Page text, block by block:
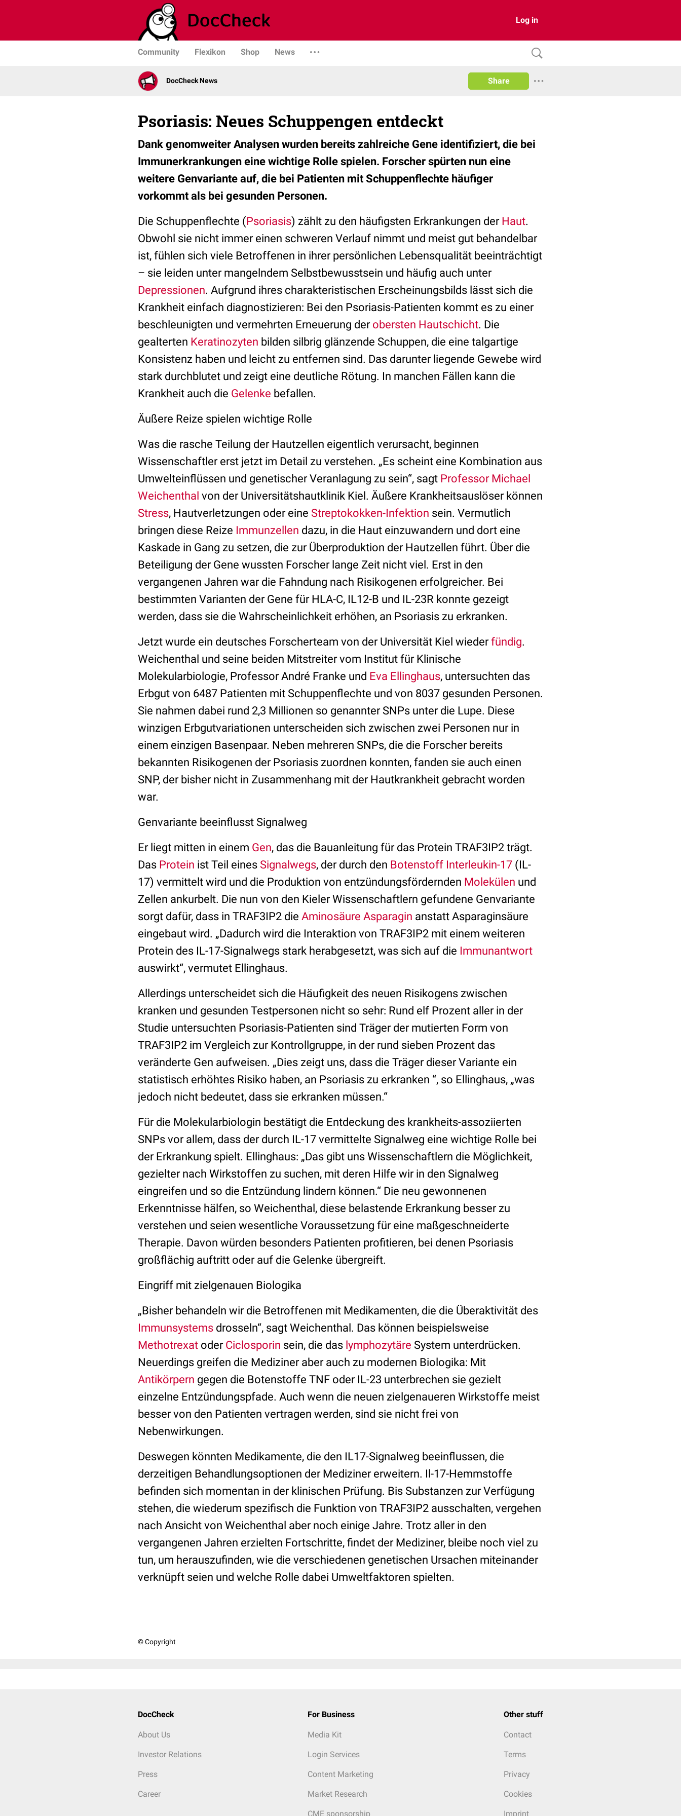
Log in
Community Flexikon Shop News
DocCheck News Share
Psoriasis: Neues Schuppengen entdeckt
Dank genomweiter Analysen wurden bereits zahlreiche Gene identifiziert, die bei
Immunerkrankungen eine wichtige Rolle spielen. Forscher spürten nun eine
weitere Genvariante auf, die bei Patienten mit Schuppenflechte häufiger
vorkommt als bei gesunden Personen.
Die Schuppenflechte (Psoriasis) zählt zu den häufigsten Erkrankungen der Haut.
Obwohl sie nicht immer einen schweren Verlauf nimmt und meist gut behandelbar
ist, fühlen sich viele Betroffenen in ihrer persönlichen Lebensqualität beeinträchtigt
– sie leiden unter mangelndem Selbstbewusstsein und häufig auch unter
Depressionen. Aufgrund ihres charakteristischen Erscheinungsbilds lässt sich die
Krankheit einfach diagnostizieren: Bei den Psoriasis-Patienten kommt es zu einer
beschleunigten und vermehrten Erneuerung der obersten Hautschicht. Die
gealterten Keratinozyten bilden silbrig glänzende Schuppen, die eine talgartige
Konsistenz haben und leicht zu entfernen sind. Das darunter liegende Gewebe wird
stark durchblutet und zeigt eine deutliche Rötung. In manchen Fällen kann die
Krankheit auch die Gelenke befallen.
Äußere Reize spielen wichtige Rolle
Was die rasche Teilung der Hautzellen eigentlich verursacht, beginnen
Wissenschaftler erst jetzt im Detail zu verstehen. „Es scheint eine Kombination aus
Umwelteinflüssen und genetischer Veranlagung zu sein“, sagt Professor Michael
Weichenthal von der Universitätshautklinik Kiel. Äußere Krankheitsauslöser können
Stress, Hautverletzungen oder eine Streptokokken-Infektion sein. Vermutlich
bringen diese Reize Immunzellen dazu, in die Haut einzuwandern und dort eine
Kaskade in Gang zu setzen, die zur Überproduktion der Hautzellen führt. Über die
Beteiligung der Gene wussten Forscher lange Zeit nicht viel. Erst in den
vergangenen Jahren war die Fahndung nach Risikogenen erfolgreicher. Bei
bestimmten Varianten der Gene für HLA-C, IL12-B und IL-23R konnte gezeigt
werden, dass sie die Wahrscheinlichkeit erhöhen, an Psoriasis zu erkranken.
Jetzt wurde ein deutsches Forscherteam von der Universität Kiel wiederfündig.
Weichenthal und seine beiden Mitstreiter vom Institut für Klinische
Molekularbiologie, Professor André Franke und Eva Ellinghaus, untersuchten das
Erbgut von 6487 Patienten mit Schuppenflechte und von 8037 gesunden Personen.
Sie nahmen dabei rund 2,3 Millionen so genannter SNPs unter die Lupe. Diese
winzigen Erbgutvariationen unterscheiden sich zwischen zwei Personen nur in
einem einzigen Basenpaar. Neben mehreren SNPs, die die Forscher bereits
bekannten Risikogenen der Psoriasis zuordnen konnten, fanden sie auch einen
SNP, der bisher nicht in Zusammenhang mit der Hautkrankheit gebracht worden
war.
Genvariante beeinflusst Signalweg
Er liegt mitten in einem Gen, das die Bauanleitung für das Protein TRAF3IP2 trägt.
Das Protein ist Teil eines Signalwegs, der durch den Botenstoff Interleukin-17 (IL-
17) vermittelt wird und die Produktion von entzündungsfördernden Molekülen und
Zellen ankurbelt. Die nun von den Kieler Wissenschaftlern gefundene Genvariante
sorgt dafür, dass in TRAF3IP2 die Aminosäure Asparagin anstatt Asparaginsäure
eingebaut wird. „Dadurch wird die Interaktion von TRAF3IP2 mit einem weiteren
Protein des IL-17-Signalwegs stark herabgesetzt, was sich auf die Immunantwort
auswirkt“, vermutet Ellinghaus.
Allerdings unterscheidet sich die Häufigkeit des neuen Risikogens zwischen
kranken und gesunden Testpersonen nicht so sehr: Rund elf Prozent aller in der
Studie untersuchten Psoriasis-Patienten sind Träger der mutierten Form von
TRAF3IP2 im Vergleich zur Kontrollgruppe, in der rund sieben Prozent das
veränderte Gen aufweisen. „Dies zeigt uns, dass die Träger dieser Variante ein
statistisch erhöhtes Risiko haben, an Psoriasis zu erkranken “, so Ellinghaus, „was
jedoch nicht bedeutet, dass sie erkranken müssen.“
Für die Molekularbiologin bestätigt die Entdeckung des krankheits-assoziierten
SNPs vor allem, dass der durch IL-17 vermittelte Signalweg eine wichtige Rolle bei
der Erkrankung spielt. Ellinghaus: „Das gibt uns Wissenschaftlern die Möglichkeit,
gezielter nach Wirkstoffen zu suchen, mit deren Hilfe wir in den Signalweg
eingreifen und so die Entzündung lindern können.“ Die neu gewonnenen
Erkenntnisse hälfen, so Weichenthal, diese belastende Erkrankung besser zu
verstehen und seien wesentliche Voraussetzung für eine maßgeschneiderte
Therapie. Davon würden besonders Patienten profitieren, bei denen Psoriasis
großflächig auftritt oder auf die Gelenke übergreift.
Eingriff mit zielgenauen Biologika
„Bisher behandeln wir die Betroffenen mit Medikamenten, die die Überaktivität des
Immunsystems drosseln“, sagt Weichenthal. Das können beispielsweise
Methotrexat oder Ciclosporin sein, die das lymphozytäre System unterdrücken.
Neuerdings greifen die Mediziner aber auch zu modernen Biologika: Mit
Antikörpern gegen die Botenstoffe TNF oder IL-23 unterbrechen sie gezielt
einzelne Entzündungspfade. Auch wenn die neuen zielgenaueren Wirkstoffe meist
besser von den Patienten vertragen werden, sind sie nicht frei von
Nebenwirkungen.
Deswegen könnten Medikamente, die den IL17-Signalweg beeinflussen, die
derzeitigen Behandlungsoptionen der Mediziner erweitern. Il-17-Hemmstoffe
befinden sich momentan in der klinischen Prüfung. Bis Substanzen zur Verfügung
stehen, die wiederum spezifisch die Funktion von TRAF3IP2 ausschalten, vergehen
nach Ansicht von Weichenthal aber noch einige Jahre. Trotz aller in den
vergangenen Jahren erzielten Fortschritte, findet der Mediziner, bleibe noch viel zu
tun, um herauszufinden, wie die verschiedenen genetischen Ursachen miteinander
verknüpft seien und welche Rolle dabei Umweltfaktoren spielten.
© Copyright
DocCheck
About Us
Investor Relations
Press
Career
For Business
Media Kit
Login Services
Content Marketing
Market Research
CME sponsorship
Other stuff
Contact
Terms
Privacy
Cookies
Imprint